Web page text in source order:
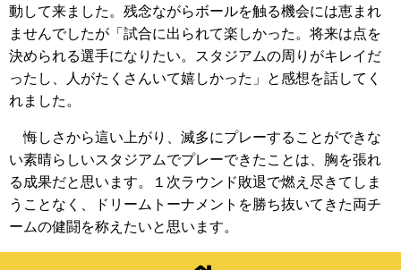
動して来ました。残念ながらボールを触る機会には恵まれ
ませんでしたが「試合に出られて楽しかった。将来は点を
決められる選手になりたい。スタジアムの周りがキレイだ
ったし、人がたくさんいて嬉しかった」と感想を話してく
れました。
悔しさから這い上がり、滅多にプレーすることができな
い素晴らしいスタジアムでプレーできたことは、胸を張れ
る成果だと思います。１次ラウンド敗退で燃え尽きてしま
うことなく、ドリームトーナメントを勝ち抜いてきた両チ
ームの健闘を称えたいと思います。